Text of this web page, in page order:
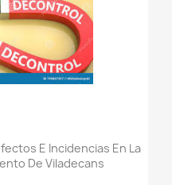
E Incidencias En La
De Viladecans